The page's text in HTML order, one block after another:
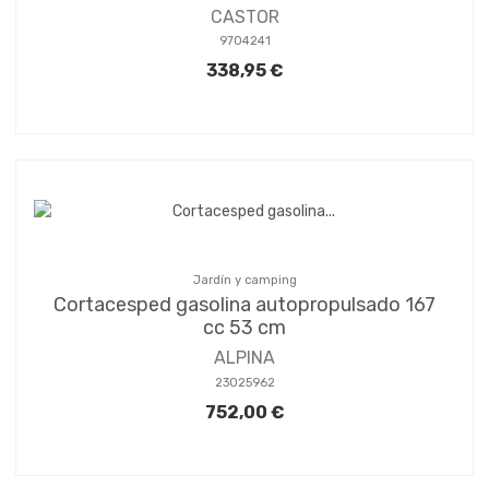
CASTOR
9704241
338,95 €
Jardín y camping
Cortacesped gasolina autopropulsado 167
cc 53 cm
ALPINA
23025962
752,00 €